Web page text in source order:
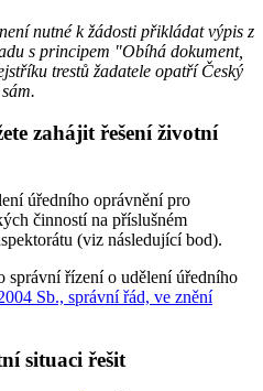
nutné k žádosti přikládat výpis z
s principem "Obíhá dokument,
trestů žadatele opatří Český
zahájit řešení životní
úředního oprávnění pro
činností na příslušném
(viz následující bod).
správní řízení o udělení úředního
Sb., správní řád, ve znění
situaci řešit